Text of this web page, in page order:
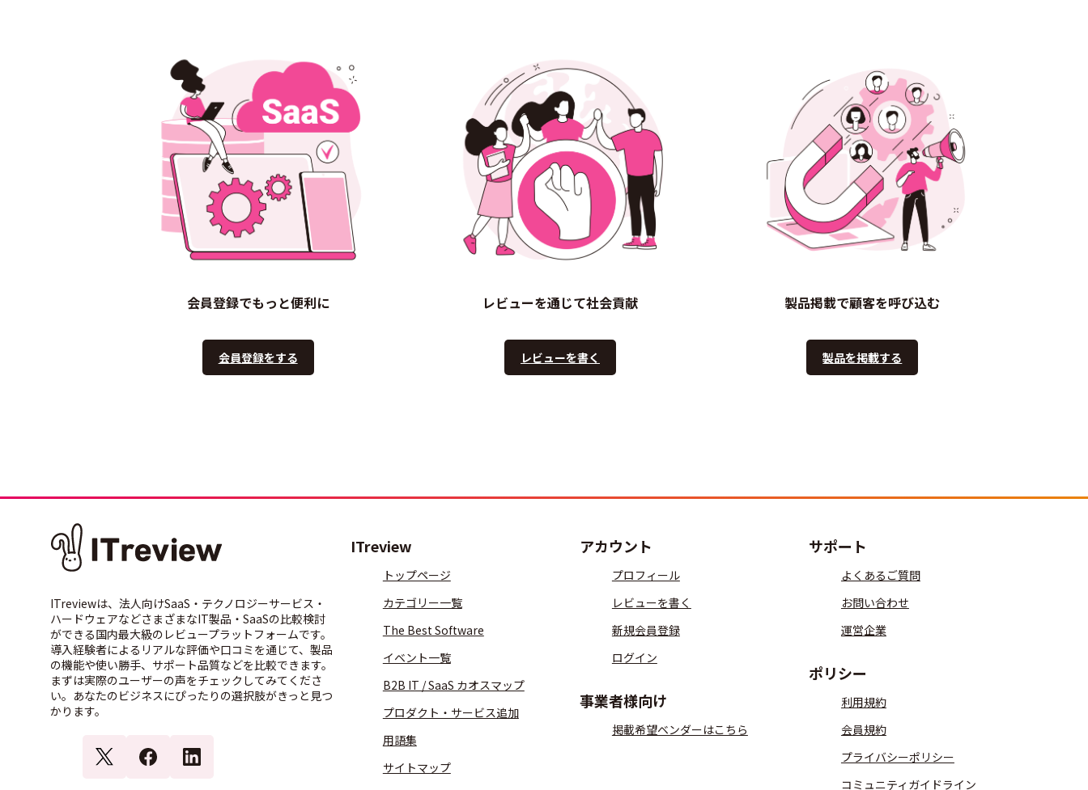
会員登録でもっと便利に
会員登録をする
レビューを通じて社会貢献
レビューを書く
製品掲載で顧客を呼び込む
製品を掲載する
ITreviewは、法人向けSaaS・テクノロジーサービス・
ハードウェアなどさまざまなIT製品・SaaSの比較検討
ができる国内最大級のレビュープラットフォームです。
導入経験者によるリアルな評価や口コミを通じて、製品
の機能や使い勝手、サポート品質などを比較できます。
まずは実際のユーザーの声をチェックしてみてくださ
い。あなたのビジネスにぴったりの選択肢がきっと見つ
かります。
ITreview
トップページ
カテゴリー一覧
The Best Software
イベント一覧
B2B IT / SaaS カオスマップ
プロダクト・サービス追加
用語集
サイトマップ
アカウント
プロフィール
レビューを書く
新規会員登録
ログイン
事業者様向け
掲載希望ベンダーはこちら
サポート
よくあるご質問
お問い合わせ
運営企業
ポリシー
利用規約
会員規約
プライバシーポリシー
コミュニティガイドライン